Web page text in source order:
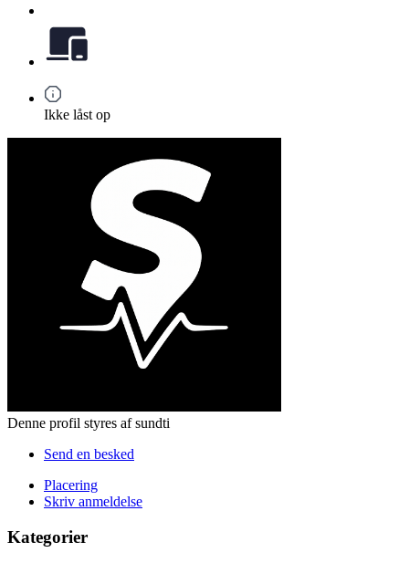
Ikke låst op
Denne profil styres af sundti
Send en besked
Placering
Skriv anmeldelse
Kategorier